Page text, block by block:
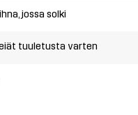
jossa solki
tuuletusta varten